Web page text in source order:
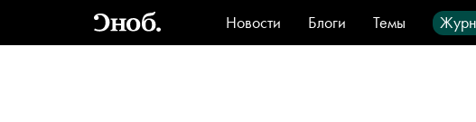
Новости Блоги Темы
Стиль
Видео